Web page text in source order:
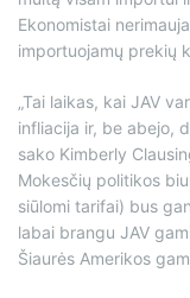
Ekonomistai
importuojamų prekių
„Tai laikas, kai JAV
infliacija ir, be abejo,
sako Kimberly
Mokesčių politikos
siūlomi tarifai) bus
labai brangu JAV
Šiaurės Amerikos